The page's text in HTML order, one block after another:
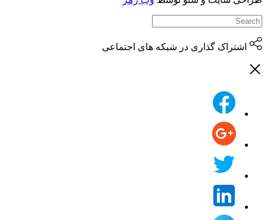
اشتراک گذاری در شبکه های اجتماعی